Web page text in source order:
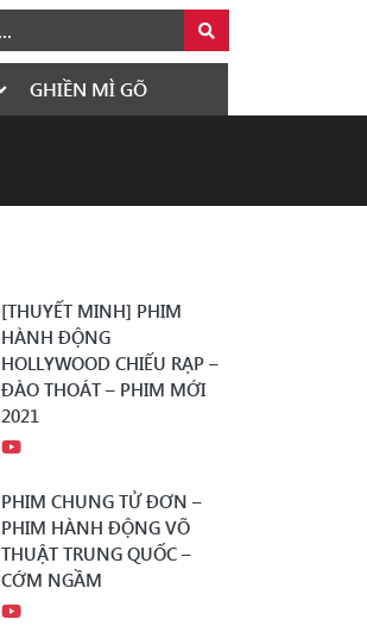
GHIỀN MÌ GÕ
[THUYẾT MINH] PHIM
HÀNH ĐỘNG
HOLLYWOOD CHIẾU RẠP –
ĐÀO THOÁT – PHIM MỚI
2021
PHIM CHUNG TỬ ĐƠN –
PHIM HÀNH ĐỘNG VÕ
THUẬT TRUNG QUỐC –
CỚM NGẦM